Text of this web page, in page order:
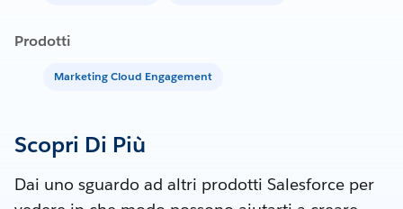
Prodotti
Marketing Cloud Engagement
Scopri Di Più
Dai uno sguardo ad altri prodotti Salesforce per